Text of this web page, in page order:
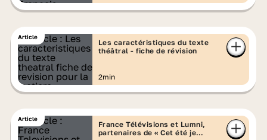
Article
Les caractéristiques du texte
théâtral - fiche de révision
2min
Article
France Télévisions et Lumni,
partenaires de « Cet été je